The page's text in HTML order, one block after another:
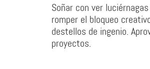
Soñar con ver
romper el bloqueo
destellos de ingenio.
proyectos.